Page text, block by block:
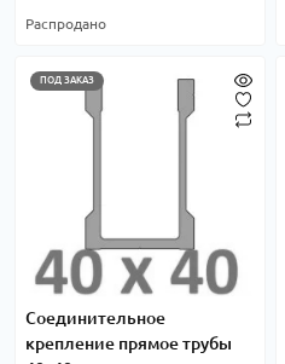
Распродано
ПОД ЗАКАЗ
Соединительное
крепление прямое трубы